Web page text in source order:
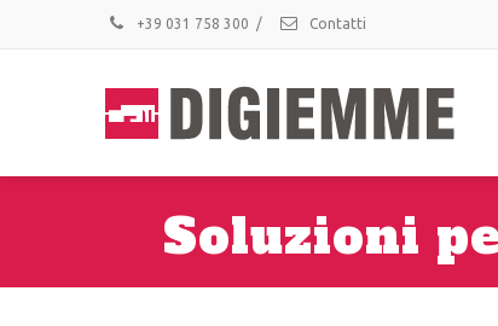
+39 031 758 300 / Contatti
Soluzioni